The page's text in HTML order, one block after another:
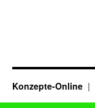
Konzepte-Online